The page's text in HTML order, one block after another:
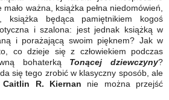
ważna, książka pełna niedomówień,
książka będąca pamiętnikiem kogoś
i szalona: jest jednak książką w
i porażającą swoim pięknem? Jak w
co dzieje się z człowiekiem podczas
bohaterką Tonącej dziewczyny?
się tego zrobić w klasyczny sposób, ale
Caitlin R. Kiernan nie można przejść